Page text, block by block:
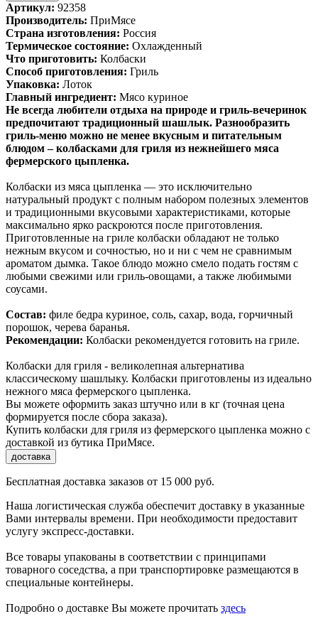
Артикул: 92358
Производитель: ПриМясе
Страна изготовления: Россия
Термическое состояние: Охлажденный
Что приготовить: Колбаски
Cпособ приготовления: Гриль
Упаковка: Лоток
Главный ингредиент: Мясо куриное
Не всегда любители отдыха на природе и гриль-вечеринок
предпочитают традиционный шашлык. Разнообразить
гриль-меню можно не менее вкусным и питательным
блюдом – колбасками для гриля из нежнейшего мяса
фермерского цыпленка.
Колбаски из мяса цыпленка — это исключительно
натуральный продукт с полным набором полезных элементов
и традиционными вкусовыми характеристиками, которые
максимально ярко раскроются после приготовления.
Приготовленные на гриле колбаски обладают не только
нежным вкусом и сочностью, но и ни с чем не сравнимым
ароматом дымка. Такое блюдо можно смело подать гостям с
любыми свежими или гриль-овощами, а также любимыми
соусами.
Состав: филе бедра куриное, соль, сахар, вода, горчичный
порошок, черева баранья.
Рекомендации: Колбаски рекомендуется готовить на гриле.
Колбаски для гриля - великолепная альтернатива
классическому шашлыку. Колбаски приготовлены из идеально
нежного мяса фермерского цыпленка.
Вы можете оформить заказ штучно или в кг (точная цена
формируется после сбора заказа).
Купить колбаски для гриля из фермерского цыпленка можно с
доставкой из бутика ПриМясе.
доставка
Бесплатная доставка заказов от 15 000 руб.
Наша логистическая служба обеспечит доставку в указанные
Вами интервалы времени. При необходимости предоставит
услугу экспресс-доставки.
Все товары упакованы в соответствии с принципами
товарного соседства, а при транспортировке размещаются в
специальные контейнеры.
Подробно о доставке Вы можете прочитать здесь